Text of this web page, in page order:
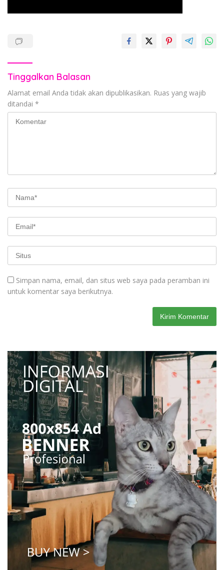
Tinggalkan Balasan
Alamat email Anda tidak akan dipublikasikan. Ruas yang wajib
ditandai *
Simpan nama, email, dan situs web saya pada peramban ini
untuk komentar saya berikutnya.